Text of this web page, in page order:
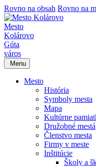
Rovno na obsah Rovno na
Mesto
Kolárovo
Gúta
város
Menu
Mesto
História
Symboly mesta
Mapa
Kultúrne
Družobné mestá
Členstvo mesta
Firmy v meste
Inštitúcie
Školy a